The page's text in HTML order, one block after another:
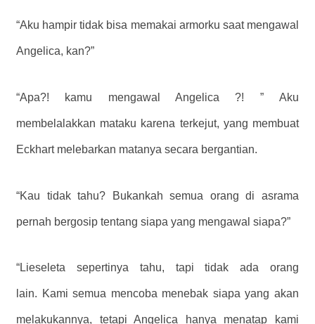
“Aku hampir tidak bisa memakai armorku saat mengawal
Angelica, kan?”
“Apa?! kamu mengawal Angelica ?! ” Aku
membelalakkan mataku karena terkejut, yang membuat
Eckhart melebarkan matanya secara bergantian.
“Kau tidak tahu? Bukankah semua orang di asrama
pernah bergosip tentang siapa yang mengawal siapa?”
“Lieseleta sepertinya tahu, tapi tidak ada orang
lain. Kami semua mencoba menebak siapa yang akan
melakukannya, tetapi Angelica hanya menatap kami